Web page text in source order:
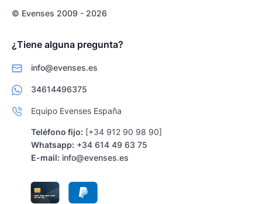
© Evenses 2009 - 2026
¿Tiene alguna pregunta?
info@evenses.es
34614496375
Equipo Evenses España
Teléfono fijo: [+34 912 90 98 90]
Whatsapp: +34 614 49 63 75
E-mail: info@evenses.es